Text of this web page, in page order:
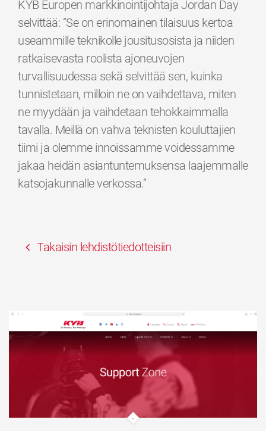
KYB Europen markkinointijohtaja Jordan Day
selvittää: ”Se on erinomainen tilaisuus kertoa
useammille teknikolle jousitusosista ja niiden
ratkaisevasta roolista ajoneuvojen
turvallisuudessa sekä selvittää sen, kuinka
tunnistetaan, milloin ne on vaihdettava, miten
ne myydään ja vaihdetaan tehokkaimmalla
tavalla. Meillä on vahva teknisten kouluttajien
tiimi ja olemme innoissamme voidessamme
jakaa heidän asiantuntemuksensa laajemmalle
katsojakunnalle verkossa.”
Takaisin lehdistötiedotteisiin